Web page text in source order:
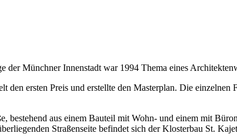
der Münchner Innenstadt war 1994 Thema eines
den ersten Preis und erstellte den Masterplan. Die
bestehend aus einem Bauteil mit Wohn- und einem mit
Straßenseite befindet sich der Klosterbau St.